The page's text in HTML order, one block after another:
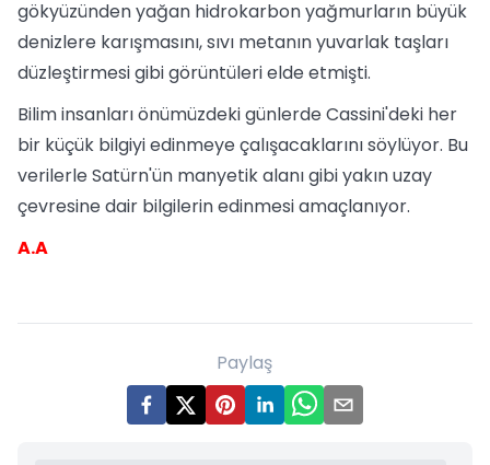
gökyüzünden yağan hidrokarbon yağmurların büyük
denizlere karışmasını, sıvı metanın yuvarlak taşları
düzleştirmesi gibi görüntüleri elde etmişti.
Bilim insanları önümüzdeki günlerde Cassini'deki her
bir küçük bilgiyi edinmeye çalışacaklarını söylüyor. Bu
verilerle Satürn'ün manyetik alanı gibi yakın uzay
çevresine dair bilgilerin edinmesi amaçlanıyor.
A.A
Paylaş